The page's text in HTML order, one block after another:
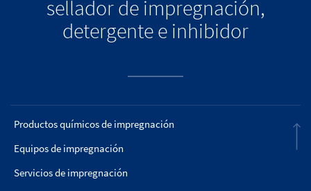
sellador de impregnación,
detergente e inhibidor
Productos químicos de impregnación
Equipos de impregnación
Servicios de impregnación